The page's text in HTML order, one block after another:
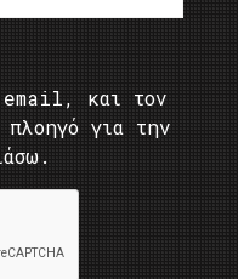
email, και τον
για την